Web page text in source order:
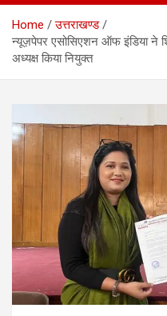
Home
उत्तराखण्ड
न्यूज़पेपर एसोसिएशन ऑफ इंडिया ने
अध्यक्ष किया नियुक्त